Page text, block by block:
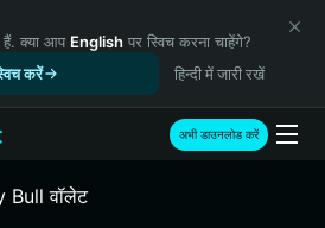
क्या आप English पर स्विच करना चाहेंगे?
करें
हिन्दी में जारी रखें
अभी डाउनलोड करें
Bull वॉलेट